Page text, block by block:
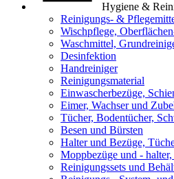
Hygiene &
Reinigungs- &
Wischpflege,
Waschmittel,
Desinfektion
Handreiniger
Reinigungsmaterial
Einwascherbezüge,
Eimer, Wachser und
Tücher, Bodentücher,
Besen und Bürsten
Halter und Bezüge,
Moppbezüge und -
Reinigungssets und